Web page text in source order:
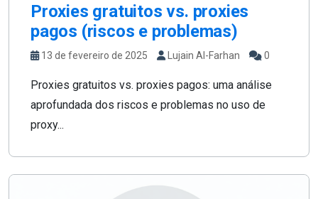
Proxies gratuitos vs. proxies
pagos (riscos e problemas)
13 de fevereiro de 2025 Lujain Al-Farhan 0
Proxies gratuitos vs. proxies pagos: uma análise
aprofundada dos riscos e problemas no uso de
proxy...